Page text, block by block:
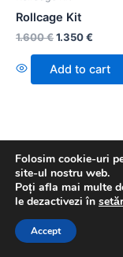
Rollcage Kit
1.600€1.350€
Add to cart
Copyright © 2026
Folosim cookie-uri
site-ul nostru web.
Poți afla mai multe
le dezactivezi în
Accept